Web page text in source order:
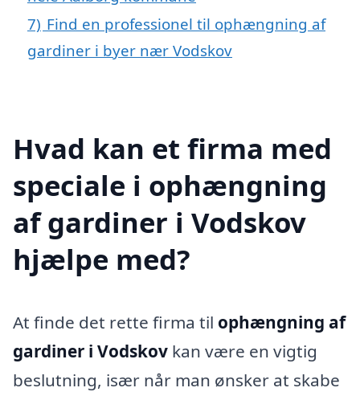
7) Find en professionel til ophængning af
gardiner i byer nær Vodskov
Hvad kan et firma med
speciale i ophængning
af gardiner i Vodskov
hjælpe med?
At finde det rette firma til ophængning af
gardiner i Vodskov kan være en vigtig
beslutning, især når man ønsker at skabe